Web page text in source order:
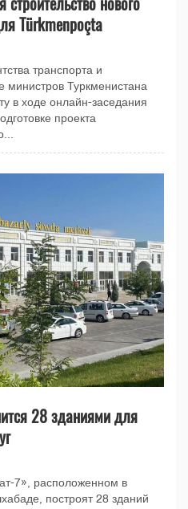
Türkmenpoçta
транспорта и
министров Туркменистана
в ходе онлайн-заседания
проекта
28 зданиями для
7», расположенном в
построят 28 зданий